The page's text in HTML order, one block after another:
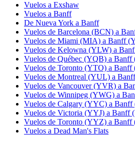
Vuelos a Exshaw
Vuelos a Banff
De Nueva York a Banff
Vuelos de Barcelona (BCN) a
Vuelos de Miami (MIA) a Banff
Vuelos de Kelowna (YLW) a
Vuelos de Québec (YQB) a
Vuelos de Toronto (YTO) a
Vuelos de Montreal (YUL) a
Vuelos de Vancouver (YVR) a
Vuelos de Winnipeg (YWG) a
Vuelos de Calgary (YYC) a
Vuelos de Victoria (YYJ) a Banff
Vuelos de Toronto (YYZ) a
Vuelos a Dead Man's Flats